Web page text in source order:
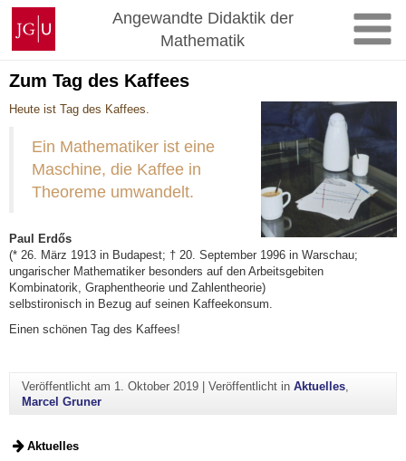
Zum
Inhalt
springen
Johannes
Gutenberg-
Universität
Mainz
Angewandte Didaktik der
Mathematik
Zum Tag des Kaffees
Heute ist Tag des Kaffees.
Ein Mathematiker ist eine
Maschine, die Kaffee in
Theoreme umwandelt.
Paul Erdős
(* 26. März 1913 in Budapest; † 20. September 1996 in Warschau;
ungarischer Mathematiker besonders auf den Arbeitsgebiten
Kombinatorik, Graphentheorie und Zahlentheorie)
selbstironisch in Bezug auf seinen Kaffeekonsum.
Einen schönen Tag des Kaffees!
Veröffentlicht am 1. Oktober 2019| Veröffentlicht in Aktuelles,
Marcel Gruner
Aktuelles